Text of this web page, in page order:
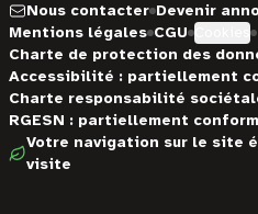
Nous contacter Devenir
Mentions légales CGU
Charte de protection des
Accessibilité : partiellement
Charte responsabilité
RGESN : partiellement
Votre navigation sur le site
visite